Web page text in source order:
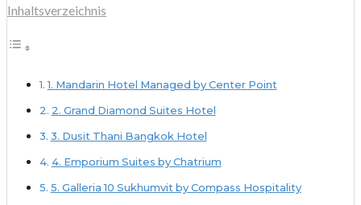
Inhaltsverzeichnis
1. Mandarin Hotel Managed by Center Point
2. Grand Diamond Suites Hotel
3. Dusit Thani Bangkok Hotel
4. Emporium Suites by Chatrium
5. Galleria 10 Sukhumvit by Compass Hospitality